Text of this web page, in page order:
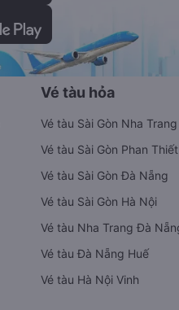
Vé tàu hỏa
Vé tàu Sài Gòn Nha Trang
Vé tàu Sài Gòn Phan Thiết
Vé tàu Sài Gòn Đà Nẵng
Vé tàu Sài Gòn Hà Nội
Vé tàu Nha Trang Đà
Vé tàu Đà Nẵng Huế
Vé tàu Hà Nội Vinh